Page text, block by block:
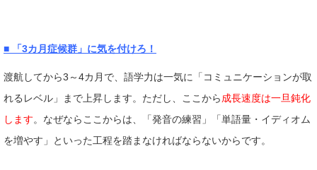
■ 「3カ月症候群」に気を付けろ！
渡航してから3～4カ月で、語学力は一気に「コミュニケーションが取
れるレベル」まで上昇します。ただし、ここから成長速度は一旦鈍化
します。なぜならここからは、「発音の練習」「単語量・イディオム
を増やす」といった工程を踏まなければならないからです。